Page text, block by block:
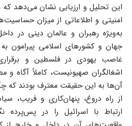
این تحلیل و ارزیابی نشان می‌دهد که
امنیتی و اطلاعاتی از میزان
به‌ویژه رهبران و عالمان دینی در
جهان و کشورهای اسلامی پیرامون
غاصب یهودی در فلسطین و
اشغالگران صهیونیست، کاملاً آگاه و
آن‌ها به این حقیقت معترف بودند که
از راه دروغ، پنهان‌کاری و فریب،
ارتباط با اسرائیل را در پس‌پرده